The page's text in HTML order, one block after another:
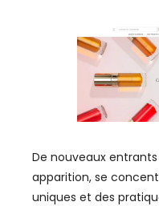
De nouveaux
apparition, se
uniques et des